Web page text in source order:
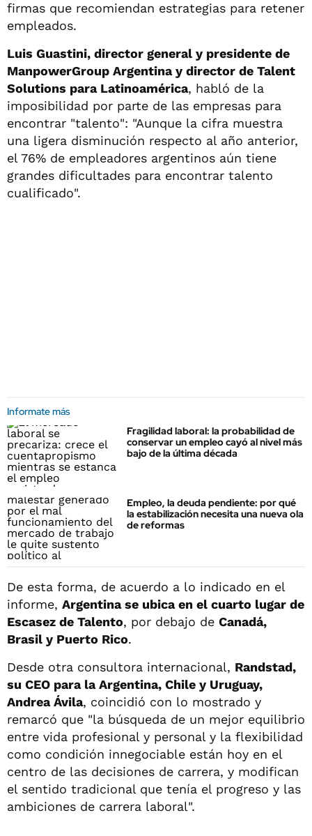
firmas que recomiendan estrategias para retener
empleados.
Luis Guastini, director general y presidente de
ManpowerGroup Argentina y director de Talent
Solutions para Latinoamérica, habló de la
imposibilidad por parte de las empresas para
encontrar "talento": "Aunque la cifra muestra
una ligera disminución respecto al año anterior,
el 76% de empleadores argentinos aún tiene
grandes dificultades para encontrar talento
cualificado".
Informate más
Fragilidad laboral: la probabilidad de
conservar un empleo cayó al nivel más
bajo de la última década
Empleo, la deuda pendiente: por qué
la estabilización necesita una nueva ola
de reformas
De esta forma, de acuerdo a lo indicado en el
informe, Argentina se ubica en el cuarto lugar de
Escasez de Talento, por debajo de Canadá,
Brasil y Puerto Rico.
Desde otra consultora internacional, Randstad,
su CEO para la Argentina, Chile y Uruguay,
Andrea Ávila, coincidió con lo mostrado y
remarcó que "la búsqueda de un mejor equilibrio
entre vida profesional y personal y la flexibilidad
como condición innegociable están hoy en el
centro de las decisiones de carrera, y modifican
el sentido tradicional que tenía el progreso y las
ambiciones de carrera laboral".